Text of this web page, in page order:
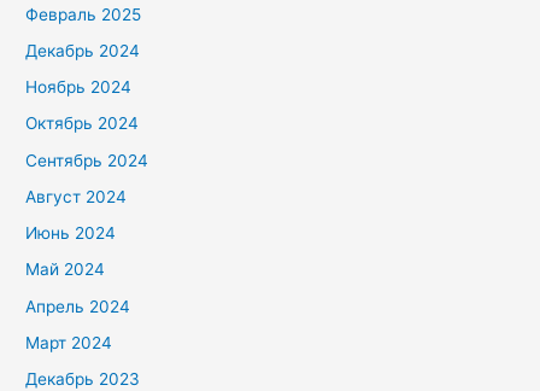
Февраль 2025
Декабрь 2024
Ноябрь 2024
Октябрь 2024
Сентябрь 2024
Август 2024
Июнь 2024
Май 2024
Апрель 2024
Март 2024
Декабрь 2023